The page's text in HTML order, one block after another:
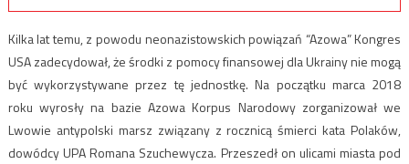
Kilka lat temu, z powodu neonazistowskich powiązań “Azowa” Kongres
USA zadecydował, że środki z pomocy finansowej dla Ukrainy nie mogą
być wykorzystywane przez tę jednostkę. Na początku marca 2018
roku wyrosły na bazie Azowa Korpus Narodowy zorganizował we
Lwowie antypolski marsz związany z rocznicą śmierci kata Polaków,
dowódcy UPA Romana Szuchewycza. Przeszedł on ulicami miasta pod